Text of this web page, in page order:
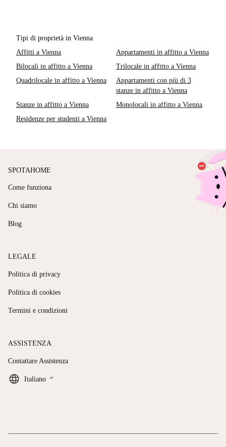
Tipi di proprietà in Vienna
Affitti a Vienna
Appartamenti in affitto a Vienna
Bilocali in affitto a Vienna
Trilocale in affitto a Vienna
Quadrilocale in affitto a Vienna
Appartamenti con più di 3
stanze in affitto a Vienna
Stanze in affitto a Vienna
Monolocali in affitto a Vienna
Residenze per studenti a Vienna
SPOTAHOME
Come funziona
Chi siamo
Blog
LEGALE
Politica di privacy
Politica di cookies
Termini e condizioni
ASSISTENZA
Contattare Assistenza
Italiano keyboard_arrow_down